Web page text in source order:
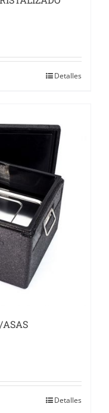
Detalles
Detalles